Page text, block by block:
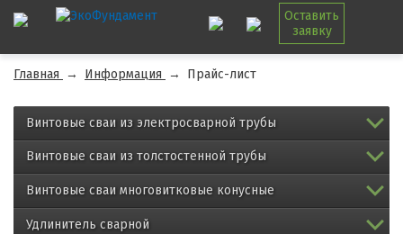
Оставить
заявку
Главная → Информация → Прайс-лист
Винтовые сваи из электросварной трубы
Винтовые сваи из толстостенной трубы
Винтовые сваи многовитковые конусные
Удлинитель сварной